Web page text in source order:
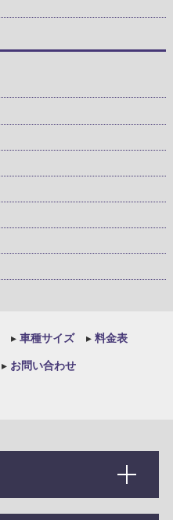
▸車種サイズ ▸料金表
▸お問い合わせ